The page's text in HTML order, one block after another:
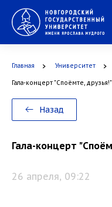
Главная Университет
Гала-концерт "Споёмте, друзья!"
Назад
Гала-концерт
26 апреля, 09:22